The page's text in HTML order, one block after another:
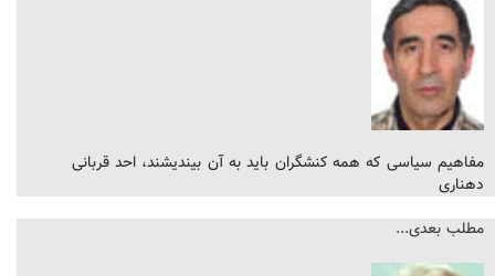
مفاهیم سیاسی که همه کنشگران باید به آن بیندیشند، احد قربانی
دهناری
مطلب بعدی...